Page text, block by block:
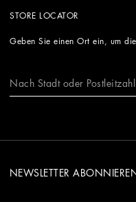
STORE LOCATOR
Geben Sie einen Ort ein, um
NEWSLETTER